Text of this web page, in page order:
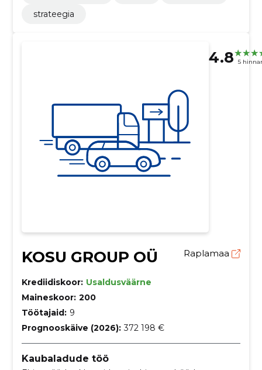
strateegia
4.8 5
KOSU GROUP OÜ Raplamaa
Krediidiskoor: Usaldusväärne
Maineskoor: 200
Töötajaid: 9
Prognooskäive (2026): 372 198 €
Kaubaladude töö